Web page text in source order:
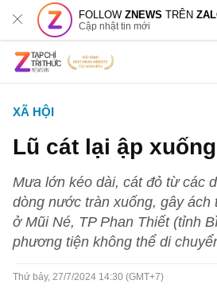
FOLLOWZNEWS TRÊN
Cập nhật tin mới
XÃ HỘI
Lũ cát lại ập
Mưa lớn kéo dài, cát đỏ từ các
dòng nước tràn xuống, gây ách
ở Mũi Né, TP Phan Thiết (tỉnh
phương tiện không thể di
Thứ bảy, 27/7/2024 14:30 (GMT+7)